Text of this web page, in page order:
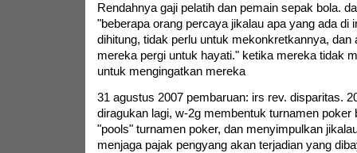
Rendahnya gaji pelatih dan pemain sepak bola.
"beberapa orang percaya jikalau apa yang ada di
dihitung, tidak perlu untuk mekonkretkannya, dan
mereka pergi untuk hayati." ketika mereka tidak
untuk mengingatkan mereka
31 agustus 2007 pembaruan: irs rev. disparitas.
diragukan lagi, w-2g membentuk turnamen poker
"pools" turnamen poker, dan menyimpulkan
menjaga pajak pengyang akan terjadian yang